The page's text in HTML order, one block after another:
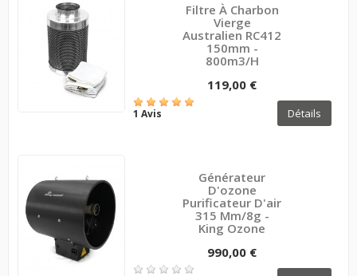
Filtre À Charbon
Vierge
Australien RC412
150mm -
800m3/h
119,00 €
1 Avis Détails
Générateur
D'ozone
Purificateur D'air
315 Mm/8g -
King Ozone
990,00 €